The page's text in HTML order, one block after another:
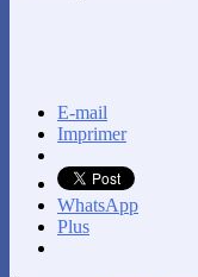
E-mail
Imprimer
WhatsApp
Plus